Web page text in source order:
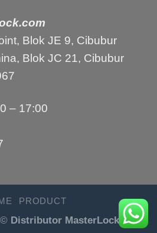
Blok JE 9, Cibubur
Blok JC 21, Cibubur
– 17:00
PRODUCT
Distributor MasterLock